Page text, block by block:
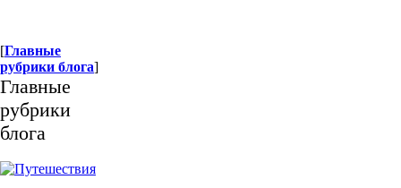
[Главные
рубрики блога]
Главные
рубрики
блога